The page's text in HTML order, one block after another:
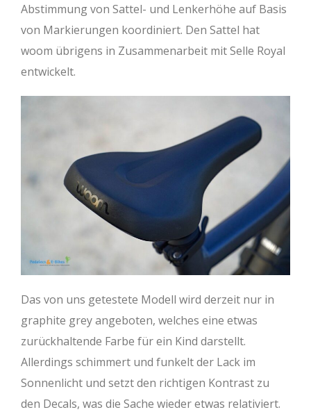
Abstimmung von Sattel- und Lenkerhöhe auf Basis
von Markierungen koordiniert. Den Sattel hat
woom übrigens in Zusammenarbeit mit Selle Royal
entwickelt.
Das von uns getestete Modell wird derzeit nur in
graphite grey angeboten, welches eine etwas
zurückhaltende Farbe für ein Kind darstellt.
Allerdings schimmert und funkelt der Lack im
Sonnenlicht und setzt den richtigen Kontrast zu
den Decals, was die Sache wieder etwas relativiert.